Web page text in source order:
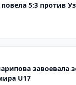
5:3 против
завоевала
U17